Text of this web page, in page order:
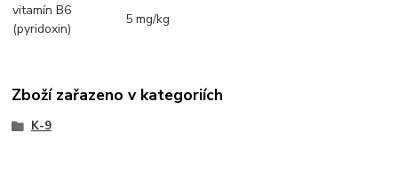
vitamín B6
(pyridoxin)
5 mg/kg
Zboží zařazeno v kategoriích
K-9